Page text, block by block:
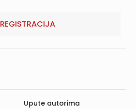
REGISTRACIJA
Upute autorima